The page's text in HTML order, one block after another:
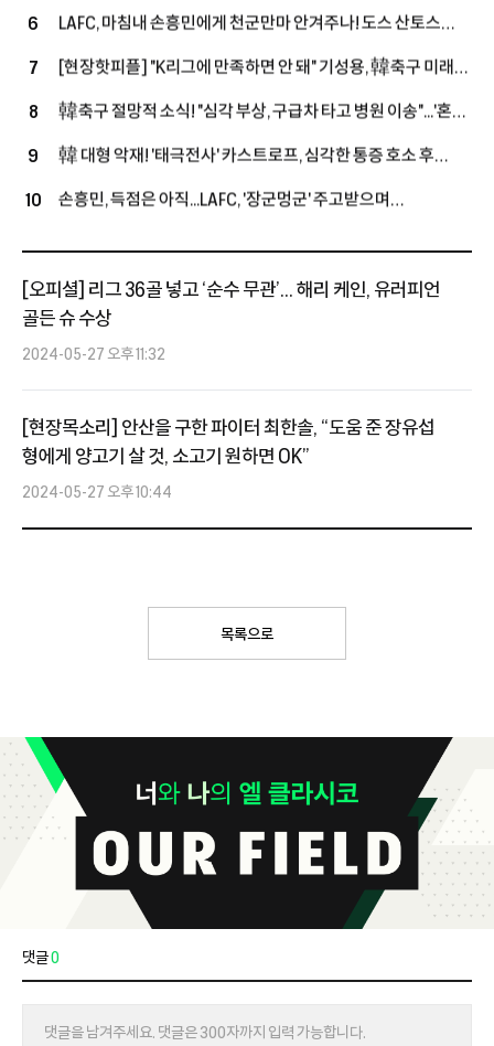
6
LAFC, 마침내 손흥민에게 천군만마 안겨주나! 도스 산토스
작심 발언 "완전한 선수단 갖추지 못했어"…외국인 슬롯 확보
+3명 정리, 슈퍼스타 영입할까
7
[현장핫피플] "K리그에 만족하면 안 돼" 기성용, 韓축구 미래
손정범 향해 진심 어린 조언 "오늘 경기 통해 많이 느꼈을 것"
8
韓축구 절망적 소식! "심각 부상, 구급차 타고 병원 이송"...'혼혈
국가대표' 옌스, 복귀전서 또 쓰러졌다
9
韓 대형 악재! '태극전사' 카스트로프, 심각한 통증 호소 후
10
손흥민, 득점은 아직...LAFC, '장군멍군' 주고받으며
[오피셜] 리그 36골 넣고 ‘순수 무관’... 해리 케인, 유러피언
골든 슈 수상
2024-05-27 오후 11:32
[현장목소리] 안산을 구한 파이터 최한솔, “도움 준 장유섭
형에게 양고기 살 것, 소고기 원하면 OK”
2024-05-27 오후 10:44
목록으로
댓글0